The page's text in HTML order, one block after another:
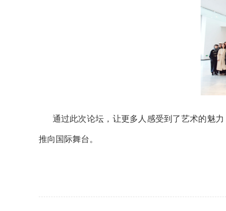
通过此次论坛，让更多人感受到了艺术的魅
推向国际舞台。